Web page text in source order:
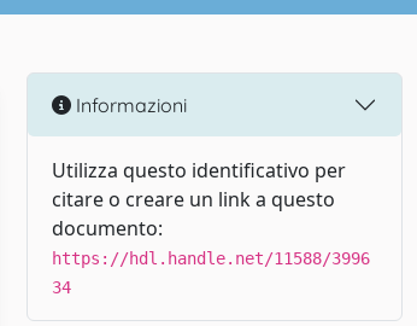
Informazioni
Utilizza questo identificativo per
citare o creare un link a questo
documento:
https://hdl.handle.net/11588/3996
34